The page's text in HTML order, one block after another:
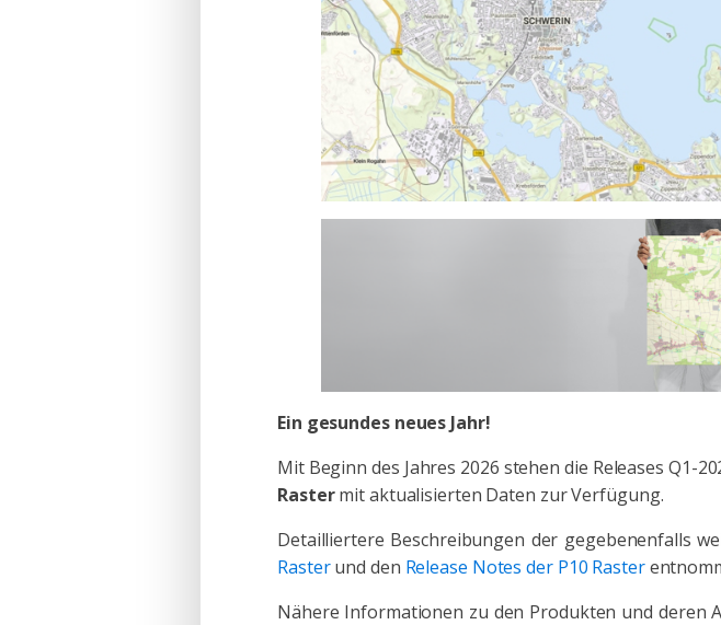
Ein gesundes neues Jahr!
Mit Beginn des Jahres 2026 stehen die Releases Q1-
Rastermit aktualisierten Daten zur Verfügung.
Detailliertere Beschreibungen der gegebenenfalls
Rasterund den Release Notes der P10 Raster
Nähere Informationen zu den Produkten und deren